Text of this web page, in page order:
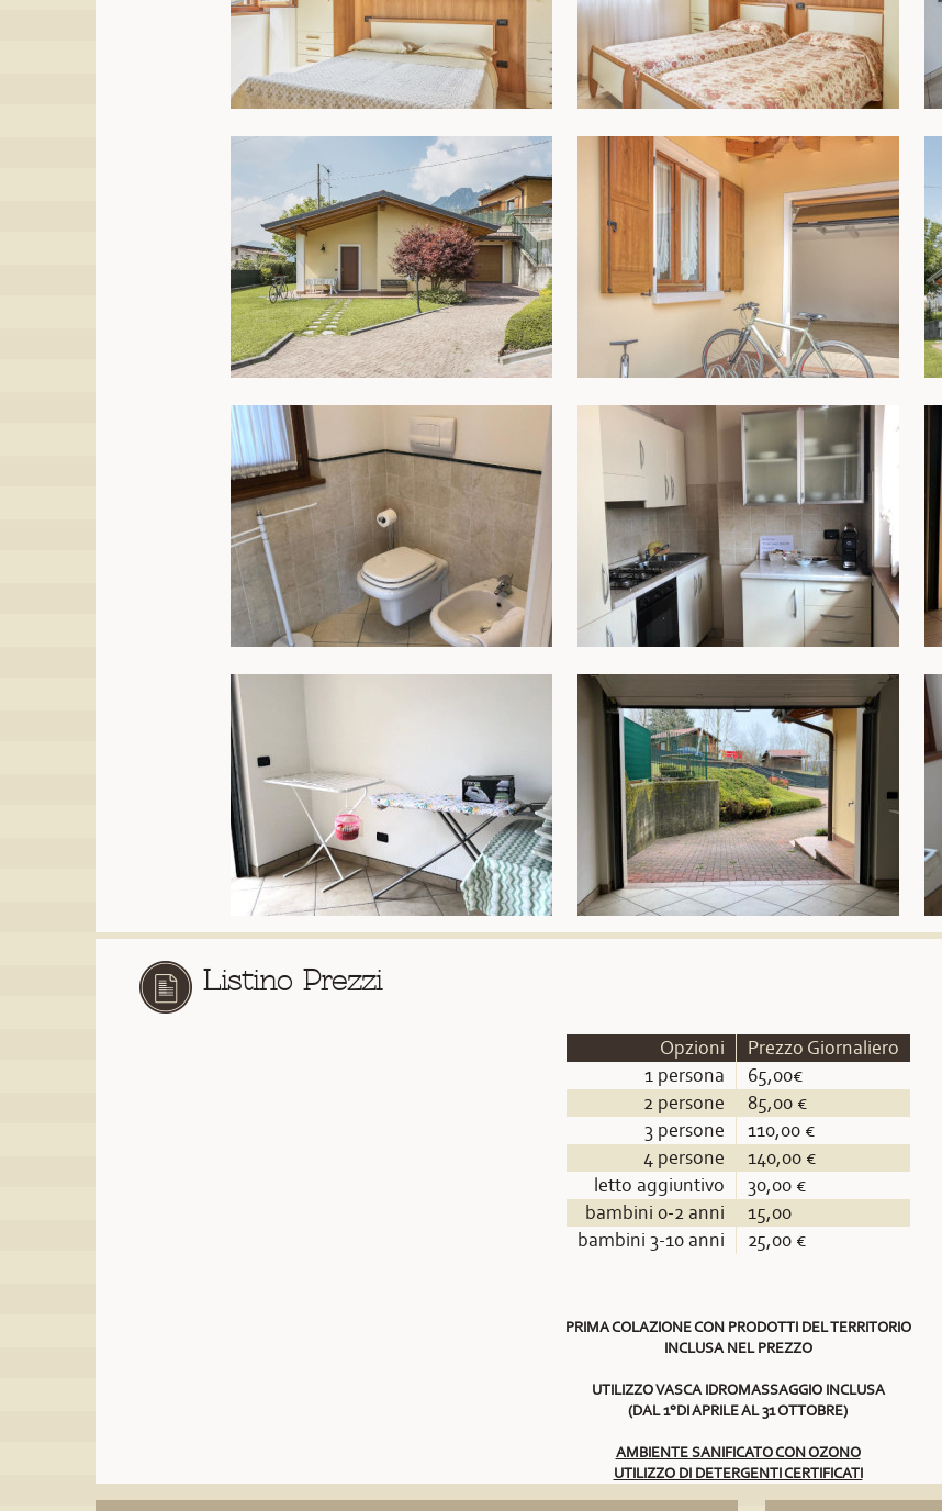
Listino Prezzi
Opzioni
Prezzo Giornaliero
1 persona
65,00€
2 persone
85,00 €
3 persone
110,00 €
4 persone
140,00 €
letto aggiuntivo
30,00 €
bambini 0-2 anni
15,00
bambini 3-10 anni
25,00 €
PRIMA COLAZIONE CON PRODOTTI DEL TERRITORIO
INCLUSA NEL PREZZO
UTILIZZO VASCA IDROMASSAGGIO INCLUSA
(DAL 1°DI APRILE AL 31 OTTOBRE)
AMBIENTE SANIFICATO CON OZONO
UTILIZZO DI DETERGENTI CERTIFICATI